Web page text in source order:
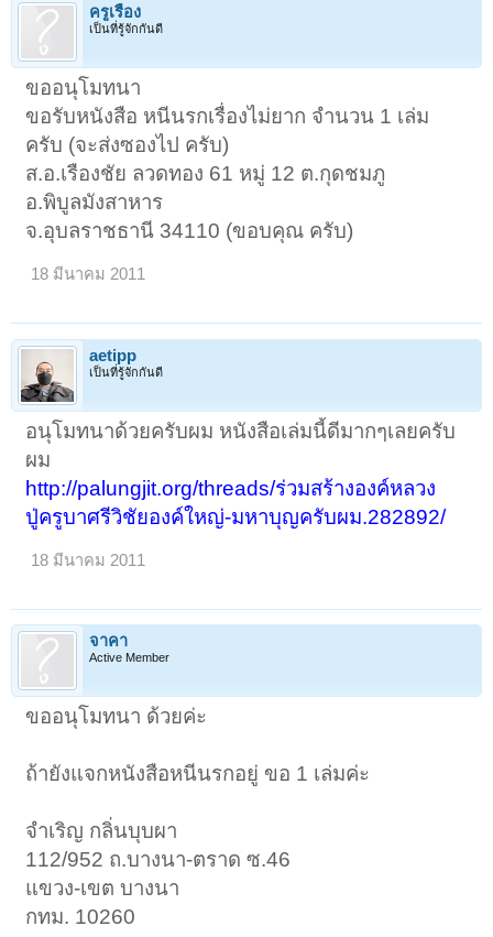
ครูเรือง
เป็นที่รู้จักกันดี
ขออนุโมทนา
ขอรับหนังสือ หนีนรกเรื่องไม่ยาก จำนวน 1 เล่ม
ครับ (จะส่งซองไป ครับ)
ส.อ.เรืองชัย ลวดทอง 61 หมู่ 12 ต.กุดชมภู
อ.พิบูลมังสาหาร
จ.อุบลราชธานี 34110 (ขอบคุณ ครับ)
18 มีนาคม 2011
aetipp
เป็นที่รู้จักกันดี
อนุโมทนาด้วยครับผม หนังสือเล่มนี้ดีมากๆเลยครับ
ผม
http://palungjit.org/threads/ร่วมสร้างองค์หลวง
ปู่ครูบาศรีวิชัยองค์ใหญ่-มหาบุญครับผม.282892/
18 มีนาคม 2011
จาคา
Active Member
ขออนุโมทนา ด้วยค่ะ
ถ้ายังแจกหนังสือหนีนรกอยู่ ขอ 1 เล่มค่ะ
จำเริญ กลิ่นบุบผา
112/952 ถ.บางนา-ตราด ซ.46
แขวง-เขต บางนา
กทม. 10260